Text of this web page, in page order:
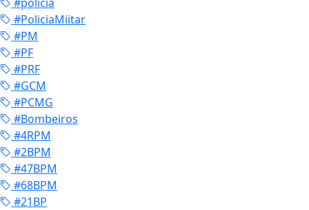
#PoliciaMiitar
#PM
#PF
#PRF
#GCM
#PCMG
#Bombeiros
#4RPM
#2BPM
#47BPM
#68BPM
#21BP